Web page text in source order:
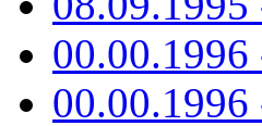
00.00.1996